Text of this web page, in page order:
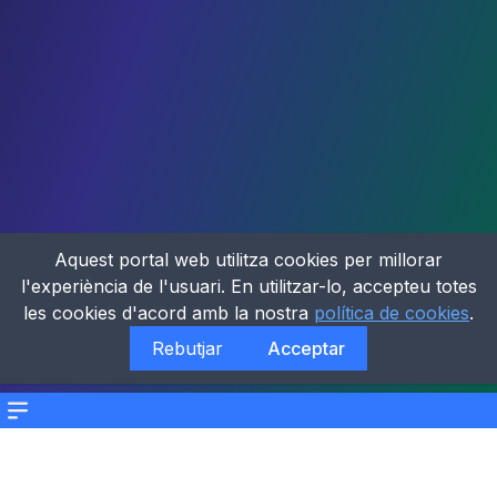
Menu
Aquest portal web utilitza cookies per millorar
l'experiència de l'usuari. En utilitzar-lo, accepteu totes
les cookies d'acord amb la nostra política de cookies.
Rebutjar
Acceptar